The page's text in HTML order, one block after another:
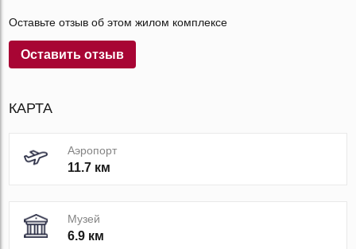
Оставьте отзыв об этом жилом комплексе
Оставить отзыв
КАРТА
Аэропорт
11.7 км
Музей
6.9 км